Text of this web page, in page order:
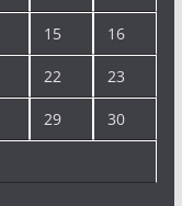
15 16
22 23
29 30